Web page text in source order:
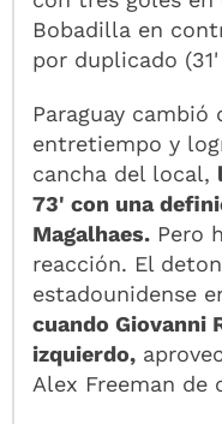
Bobadilla en
por duplicado
Paraguay
entretiempo y
cancha del local,
73' con una
Magalhaes. Pero
reacción. El
estadounidense
cuando Giovanni
izquierdo,
Alex Freeman de